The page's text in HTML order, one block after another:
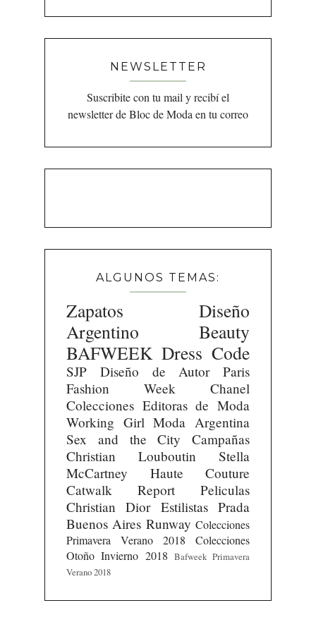
NEWSLETTER
Suscribite con tu mail y recibí el
newsletter de Bloc de Moda en tu correo
ALGUNOS TEMAS:
Zapatos
Diseño
Argentino
Beauty
BAFWEEK Dress Code
SJP Diseño de Autor
Paris
Fashion Week
Chanel
Colecciones Editoras de Moda
Working Girl Moda Argentina
Sex and the City
Campañas
Christian Louboutin
Stella
McCartney
Haute Couture
Catwalk Report
Peliculas
Christian Dior Estilistas Prada
Buenos Aires Runway Colecciones
Primavera Verano 2018
Colecciones
Otoño Invierno 2018 Bafweek Primavera
Verano 2018